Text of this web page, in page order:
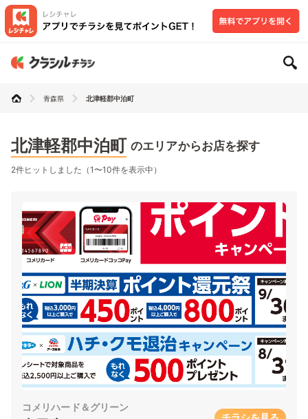
青森県 北津軽郡中泊町
北津軽郡中泊町 のエリアからお店を探す
2件ヒットしました（1〜10件を表示中）
コメリハード＆グリーン